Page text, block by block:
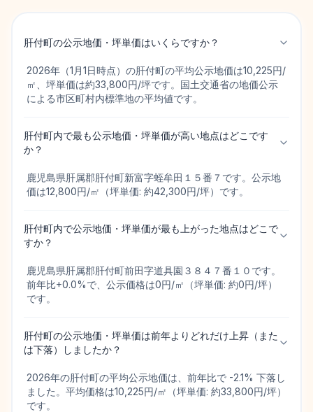
肝付町の公示地価・坪単価はいくらですか？
2026年（1月1日時点）の肝付町の平均公示地価は10,225円/
㎡、坪単価は約33,800円/坪です。国土交通省の地価公示
による市区町村内標準地の平均値です。
肝付町内で最も公示地価・坪単価が高い地点はどこです
か？
鹿児島県肝属郡肝付町新富字蛭牟田１５番７です。公示地
価は12,800円/㎡（坪単価: 約42,300円/坪）です。
肝付町内で公示地価・坪単価が最も上がった地点はどこで
すか？
鹿児島県肝属郡肝付町前田字道具園３８４７番１０です。
前年比+0.0%で、公示価格は0円/㎡（坪単価: 約0円/坪）
です。
肝付町の公示地価・坪単価は前年よりどれだけ上昇（また
は下落）しましたか？
2026年の肝付町の平均公示地価は、前年比で -2.1% 下落し
ました。平均価格は10,225円/㎡（坪単価: 約33,800円/坪）
です。